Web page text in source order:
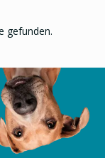
gefunden.